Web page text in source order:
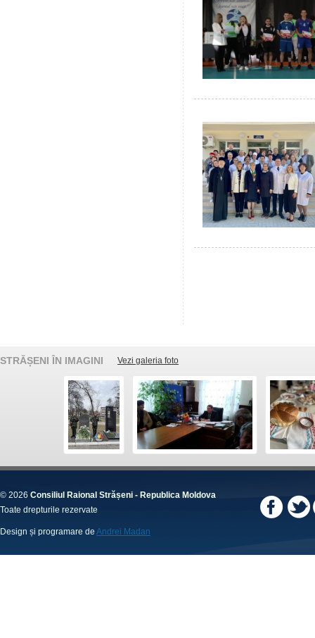
STRĂȘENI ÎN IMAGINI Vezi galeria foto
© 2026 Consiliul Raional Strășeni - Republica Moldova
Toate drepturile rezervate
Design și programare de Andrei Madan